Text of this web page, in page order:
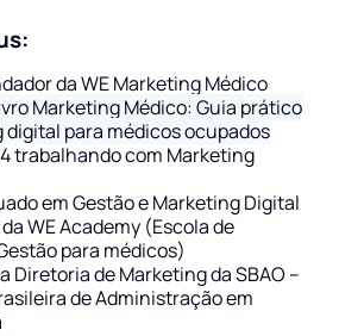
da WE Marketing Médico
Marketing Médico: Guia prático
digital para médicos ocupados
trabalhando com Marketing
em Gestão e Marketing Digital
WE Academy (Escola de
para médicos)
Diretoria de Marketing daSBAO –
de Administração em